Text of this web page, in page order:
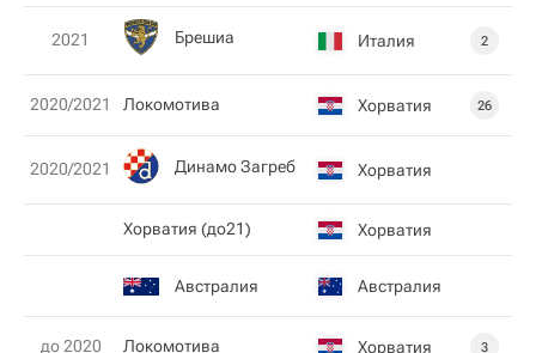
2021 Брешиа Италия 2
2020/2021 Локомотива Хорватия 26
2020/2021 Динамо Загреб Хорватия
Xорватия (до21) Хорватия
Австралия Австралия
до 2020 Локомотива Хорватия 3